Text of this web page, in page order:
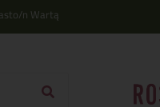
n Wartą